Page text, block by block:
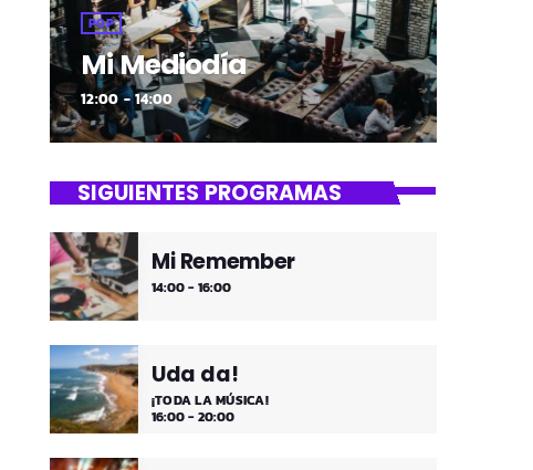
POP
Mi Mediodía
12:00 - 14:00
SIGUIENTES PROGRAMAS
Mi Remember
14:00 - 16:00
Uda da!
¡TODA LA MÚSICA!
16:00 - 20:00